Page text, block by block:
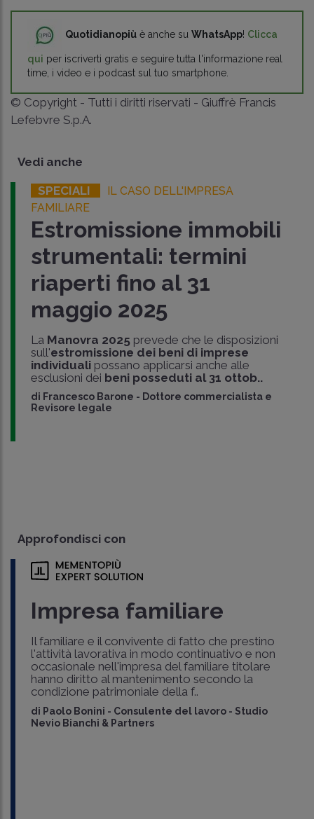
Quotidianopiù è anche su WhatsApp! Clicca
qui per iscriverti gratis e seguire tutta l'informazione real
time, i video e i podcast sul tuo smartphone.
© Copyright - Tutti i diritti riservati - Giuffrè Francis
Lefebvre S.p.A.
Vedi anche
SPECIALI
IL CASO DELL'IMPRESA
FAMILIARE
Estromissione immobili
strumentali: termini
riaperti fino al 31
maggio 2025
La Manovra 2025 prevede che le disposizioni
sull'estromissione dei beni di imprese
individuali possano applicarsi anche alle
esclusioni dei beni posseduti al 31 ottob..
di Francesco Barone - Dottore commercialista e
Revisore legale
Approfondisci con
Impresa familiare
Il familiare e il convivente di fatto che prestino
l'attività lavorativa in modo continuativo e non
occasionale nell'impresa del familiare titolare
hanno diritto al mantenimento secondo la
condizione patrimoniale della f..
di Paolo Bonini - Consulente del lavoro - Studio
Nevio Bianchi & Partners